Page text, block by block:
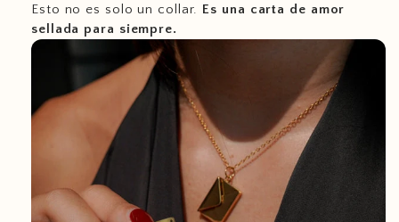
Esto no es solo un collar. Es una carta de amor
sellada para siempre.